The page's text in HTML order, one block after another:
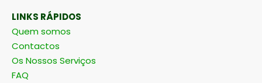
LINKS RÁPIDOS
Quem somos
Contactos
Os Nossos Serviços
FAQ